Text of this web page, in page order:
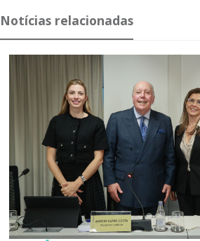
Notícias relacionadas